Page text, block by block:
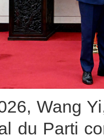
Wang
du Parti